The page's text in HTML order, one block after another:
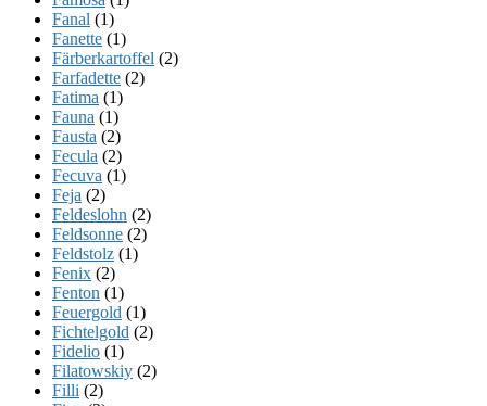
Fanal (1)
Fanette (1)
Färberkartoffel (2)
Farfadette (2)
Fatima (1)
Fauna (1)
Fausta (2)
Fecula (2)
Fecuva (1)
Feja (2)
Feldeslohn (2)
Feldsonne (2)
Feldstolz (1)
Fenix (2)
Fenton (1)
Feuergold (1)
Fichtelgold (2)
Fidelio (1)
Filatowskiy (2)
Filli (2)